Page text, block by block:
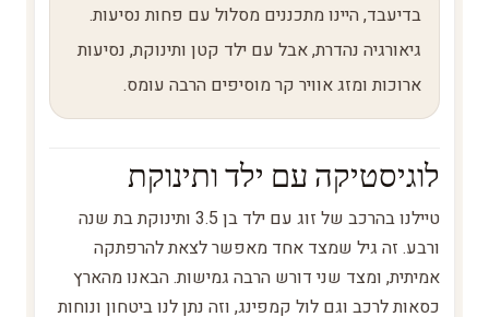
בדיעבד, היינו מתכננים מסלול עם פחות נסיעות.
גיאורגיה נהדרת, אבל עם ילד קטן ותינוקת, נסיעות
ארוכות ומזג אוויר קר מוסיפים הרבה עומס.
לוגיסטיקה עם ילד ותינוקת
טיילנו בהרכב של זוג עם ילד בן 3.5 ותינוקת בת שנה
ורבע. זה גיל שמצד אחד מאפשר לצאת להרפתקה
אמיתית, ומצד שני דורש הרבה גמישות. הבאנו מהארץ
כסאות לרכב וגם לול קמפינג, וזה נתן לנו ביטחון ונוחות